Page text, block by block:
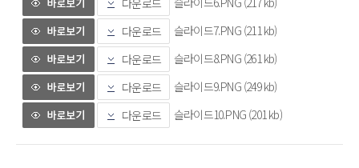
다운로드
다운로드
슬라이드7.PNG (211 kb)
다운로드
슬라이드8.PNG (261 kb)
다운로드
슬라이드9.PNG (249 kb)
다운로드
슬라이드10.PNG (201 kb)